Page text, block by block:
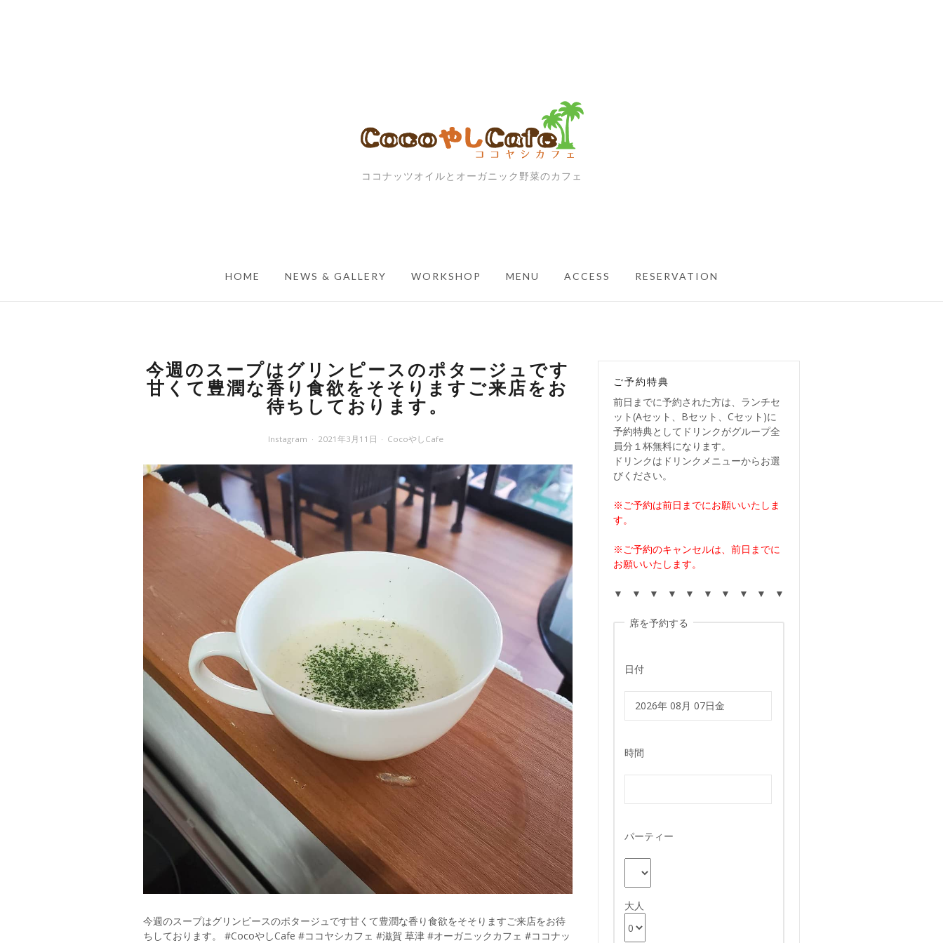
ココナッツオイルとオーガニック野菜のカフェ
HOME NEWS & GALLERY WORKSHOP MENU ACCESS RESERVATION
今週のスープはグリンピースのポタージュです
甘くて豊潤な香り食欲をそそりますご来店をお
待ちしております。
Instagram 2021年3月11日 CocoやしCafe
今週のスープはグリンピースのポタージュです甘くて豊潤な香り食欲をそそりますご来店をお待
ちしております。 #CocoやしCafe #ココヤシカフェ #滋賀 草津 #オーガニックカフェ #ココナッ
ご予約特典
前日までに予約された方は、ランチセ
ット(Aセット、Bセット、Cセット)に
予約特典としてドリンクがグループ全
員分１杯無料になります。
ドリンクはドリンクメニューからお選
びください。
※ご予約は前日までにお願いいたしま
す。
※ご予約のキャンセルは、前日までに
お願いいたします。
▼ ▼ ▼ ▼ ▼ ▼ ▼ ▼ ▼ ▼
席を予約する
日付
時間
パーティー
大人